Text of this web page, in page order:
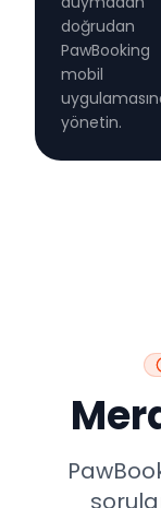
doğrudan
PawBooking
mobil
yönetin.